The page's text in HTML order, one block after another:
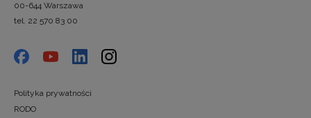
00-644 Warszawa
tel. 22 570 83 00
Polityka prywatności
RODO